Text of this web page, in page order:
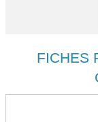
FICHES